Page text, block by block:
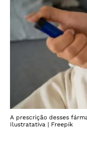
A prescrição desses
Ilustratativa | Freepik